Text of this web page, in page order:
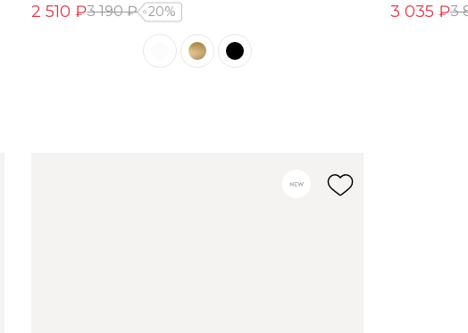
2 510 ₽3 190 ₽ 20% 3 035 ₽3